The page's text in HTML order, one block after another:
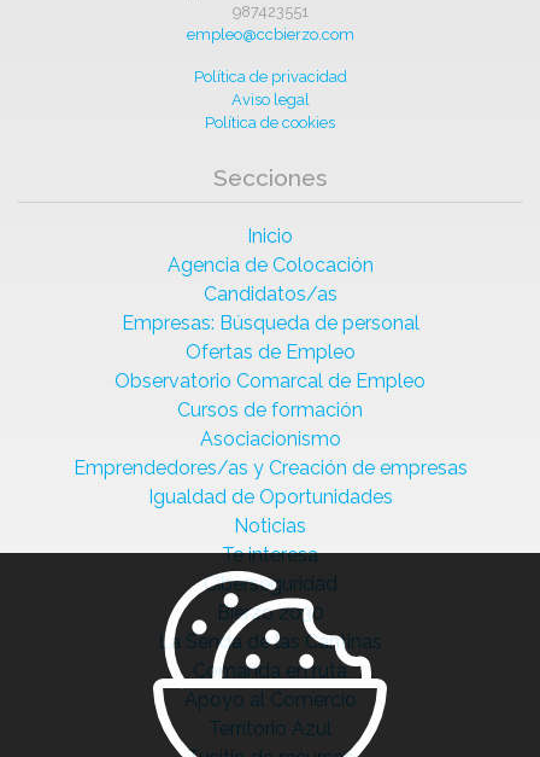
987423551
empleo@ccbierzo.com
Política de privacidad
Aviso legal
Política de cookies
Secciones
Inicio
Agencia de Colocación
Candidatos/as
Empresas: Búsqueda de personal
Ofertas de Empleo
Observatorio Comarcal de Empleo
Cursos de formación
Asociacionismo
Emprendedores/as y Creación de empresas
Igualdad de Oportunidades
Noticias
Te interesa
Ciberseguridad
Bierzo 2030
La Senda de las Cantinas
Comanda en ruta
Apoyo al Comercio
Territorio Azul